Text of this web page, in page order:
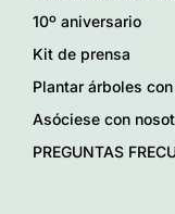
10º aniversario
Kit de prensa
Plantar árboles
Asóciese con
PREGUNTAS